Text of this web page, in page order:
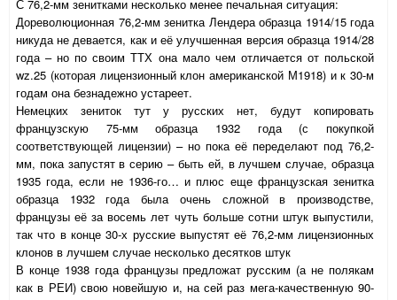
С 76,2-мм зенитками несколько менее печальная ситуация:
Дореволюционная 76,2-мм зенитка Лендера образца 1914/15 года
никуда не девается, как и её улучшенная версия образца 1914/28
года – но по своим ТТХ она мало чем отличается от польской
wz.25 (которая лицензионный клон американской М1918) и к 30-м
годам она безнадежно устареет.
Немецких зениток тут у русских нет, будут копировать
французскую 75-мм образца 1932 года (с покупкой
соответствующей лицензии) – но пока её переделают под 76,2-
мм, пока запустят в серию – быть ей, в лучшем случае, образца
1935 года, если не 1936-го… и плюс еще французская зенитка
образца 1932 года была очень сложной в производстве,
французы её за восемь лет чуть больше сотни штук выпустили,
так что в конце 30-х русские выпустят её 76,2-мм лицензионных
клонов в лучшем случае несколько десятков штук
В конце 1938 года французы предложат русским (а не полякам
как в РЕИ) свою новейшую и, на сей раз мега-качественную 90-